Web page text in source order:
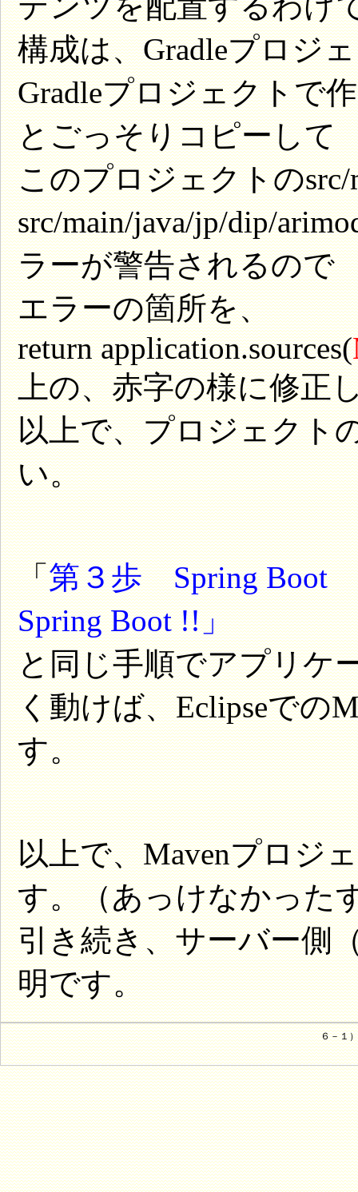
構成は、Gradleプロジ
Gradleプロジェクトで
とごっそりコピーして
このプロジェクトの
src/main/java/jp/dip/
ラーが警告されるので
エラーの箇所を、
return application.sources(
上の、赤字の様に修正
以上で、プロジェクト
い。
「第３歩 Spring Boot
Spring Boot !!」
と同じ手順でアプリケ
く動けば、Eclipseでの
す。
以上で、Mavenプロジ
す。（あっけなかった
引き続き、サーバー側
明です。
６－１